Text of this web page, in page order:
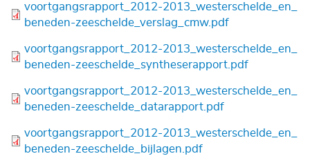
Bestand
voortgangsrapport_2012-2013_westerschelde_en_
beneden-zeeschelde_verslag_cmw.pdf
Bestand
voortgangsrapport_2012-2013_westerschelde_en_
beneden-zeeschelde_syntheserapport.pdf
Bestand
voortgangsrapport_2012-2013_westerschelde_en_
beneden-zeeschelde_datarapport.pdf
Bestand
voortgangsrapport_2012-2013_westerschelde_en_
beneden-zeeschelde_bijlagen.pdf